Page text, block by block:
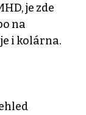
je zde
na
i kolárna.